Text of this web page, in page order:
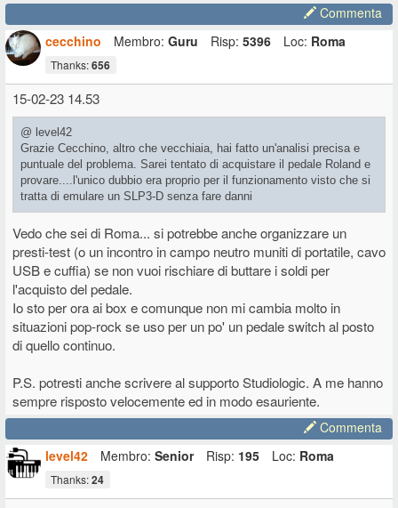
DP-10
dovrebbe comportarsi come il pedale R quando gli altri due
non sono premuti.
P.S. mi correggo... nel caso del DP-10 il ring non è aperto rispetto a
tip e sleeve, in quanto vi è collegato l'altro capo del potenziometro.
Quindi se non ricordo male (potrebbe essere l'inverso) ci sono
10KOhm di resistenza fissi rispetto a T, e (10-x)*KOhm rispetto a S
(x è il valore del pot corrispondente a quanto hai premuto il pedale).
Potrebbe essere necessario isolare il ring...
Commenta
cecchino
Membro: Guru Risp: 5396 Loc: Roma
Thanks:656
15-02-23 14.53
@ level42
Grazie Cecchino, altro che vecchiaia, hai fatto un'analisi precisa e
puntuale del problema. Sarei tentato di acquistare il pedale Roland e
provare....l'unico dubbio era proprio per il funzionamento visto che si
tratta di emulare un SLP3-D senza fare danni
Vedo che sei di Roma... si potrebbe anche organizzare un
presti-test (o un incontro in campo neutro muniti di portatile, cavo
USB e cuffia) se non vuoi rischiare di buttare i soldi per
l'acquisto del pedale.
Io sto per ora ai box e comunque non mi cambia molto in
situazioni pop-rock se uso per un po' un pedale switch al posto
di quello continuo.
P.S. potresti anche scrivere al supporto Studiologic. A me hanno
sempre risposto velocemente ed in modo esauriente.
Commenta
level42
Membro: Senior Risp: 195 Loc: Roma
Thanks:24